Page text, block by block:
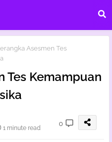
Asesmen Tes
Tes Kemampuan
1 minute read
0